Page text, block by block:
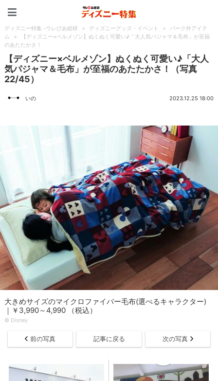
ディズニー特集 -ウレぴあ総研 > ディズニーグッズ・イベント >
パーク外アイテ
ム
>
【ディズニー×ベルメゾン】ぬくぬく可愛い♪「大人気パジャマ＆毛布」が至福
のあたたかさ！
【ディズニー×ベルメゾン】ぬくぬく可愛い♪「大人
気パジャマ＆毛布」が至福のあたたかさ！（写真
22/45）
いの 2023.12.25 18:00
大きめサイズのマイクロファイバー毛布(選べるキャラクター)
｜￥3,990～4,990 （税込）
© Disney
前の写真 記事に戻る 次の写真